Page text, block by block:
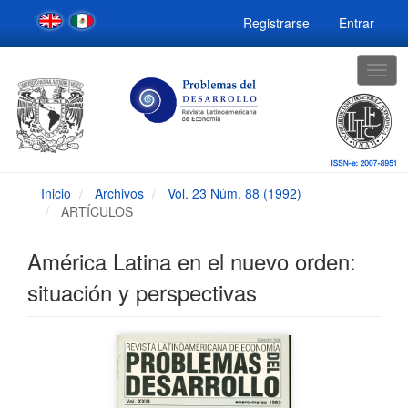
Navegación
principal
Contenido
Barra
lateral
Registrarse Entrar
Inicio Archivos
Vol. 23 Núm. 88 (1992)
ARTÍCULOS
América Latina en el nuevo orden:
situación y perspectivas